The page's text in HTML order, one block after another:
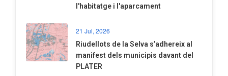
l'habitatge i l'aparcament
21 Jul, 2026
Riudellots de la Selva s’adhereix al
manifest dels municipis davant del
PLATER